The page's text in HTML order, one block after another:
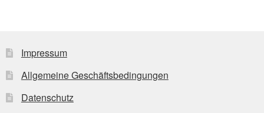
Impressum
Allgemeine Geschäftsbedingungen
Datenschutz